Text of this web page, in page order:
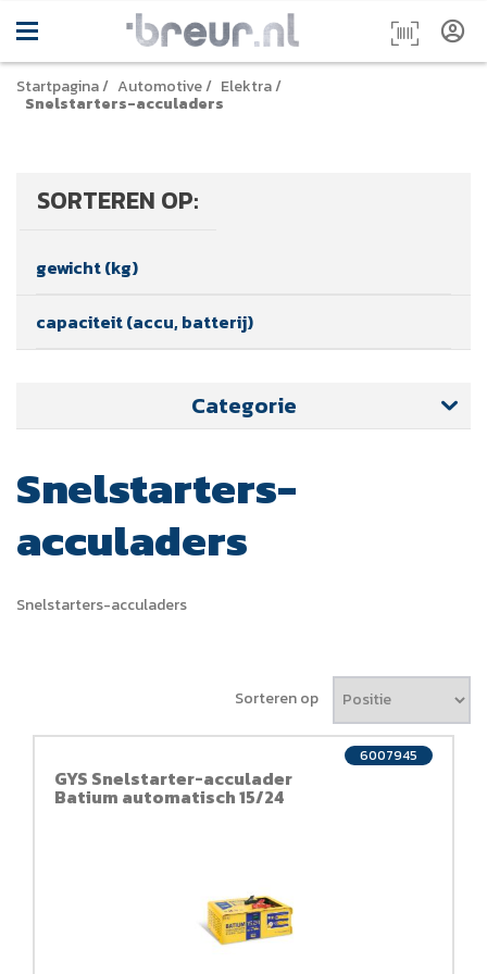
Startpagina/ Automotive/ Elektra/
Snelstarters-acculaders
SORTEREN OP:
gewicht (kg)
capaciteit (accu, batterij)
Categorie
Snelstarters-
acculaders
Snelstarters-acculaders
Sorteren op
GYS Snelstarter-acculader
Batium automatisch 15/24
6007945